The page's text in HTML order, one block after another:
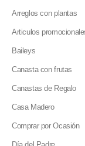
Arreglos con plantas
Articulos
Baileys
Canasta con frutas
Canastas de Regalo
Casa Madero
Comprar por Ocasión
SÍGUENOS EN
FORMAS DE PAGO